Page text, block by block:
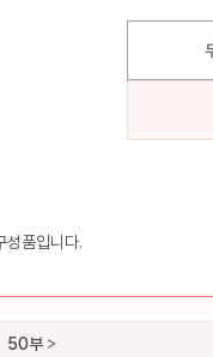
성품입니다.
50부